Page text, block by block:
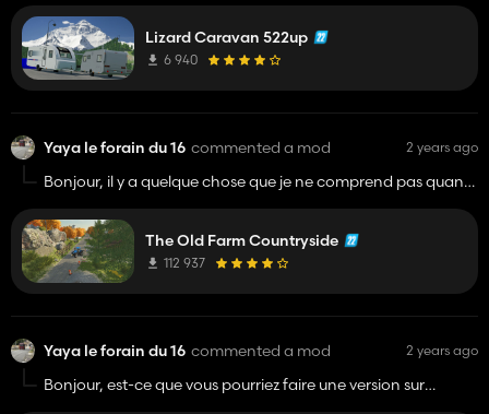
Lizard Caravan 522up
6 940
Yaya le forain du 16 commented a mod 2 years ago
Bonjour, il y a quelque chose que je ne comprend pas quand
Carton , papier et pièces détachées …) le problème, c’est
que nous sur console, on a pas les usines pour fabriquer ses
objets .
Bonne journée !
The Old Farm Countryside
112 937
Yaya le forain du 16 commented a mod 2 years ago
Bonjour, est-ce que vous pourriez faire une version sur